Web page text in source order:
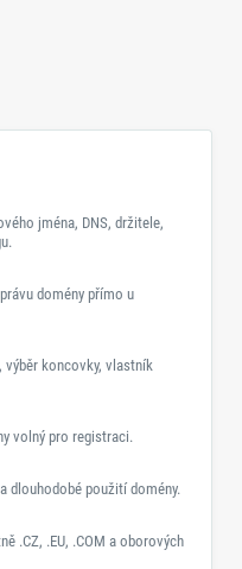
jména, DNS, držitele,
domény přímo u
výběr koncovky, vlastník
volný pro registraci.
dlouhodobé použití domény.
.CZ, .EU, .COM a oborových